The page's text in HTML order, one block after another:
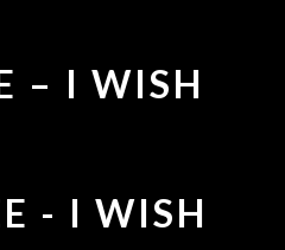
– I WISH
- I WISH